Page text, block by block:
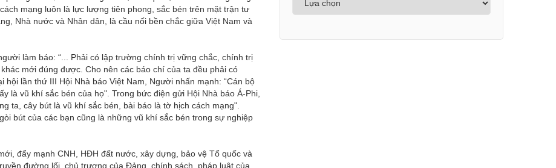
mạng luôn là lực lượng tiên phong, sắc bén trên mặt trận tư
Nhà nước và Nhân dân, là cầu nối bền chắc giữa Việt Nam và
làm báo: “... Phải có lập trường chính trị vững chắc, chính trị
mới đúng được. Cho nên các báo chí của ta đều phải có
lần thứ III Hội Nhà báo Việt Nam, Người nhấn mạnh: “Cán bộ
là vũ khí sắc bén của họ". Trong bức điện gửi Hội Nhà báo Á-Phi,
ta, cây bút là vũ khí sắc bén, bài báo là tờ hịch cách mạng".
bút của các bạn cũng là những vũ khí sắc bén trong sự nghiệp
đẩy mạnh CNH, HĐH đất nước, xây dựng, bảo vệ Tổ quốc và
đường lối, chủ trương của Đảng, chính sách, pháp luật của